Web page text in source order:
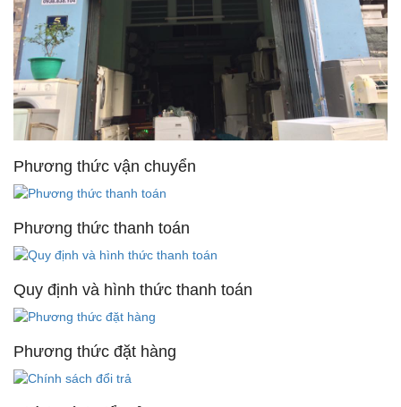
Phương thức vận chuyển
Phương thức thanh toán
Quy định và hình thức thanh toán
Phương thức đặt hàng